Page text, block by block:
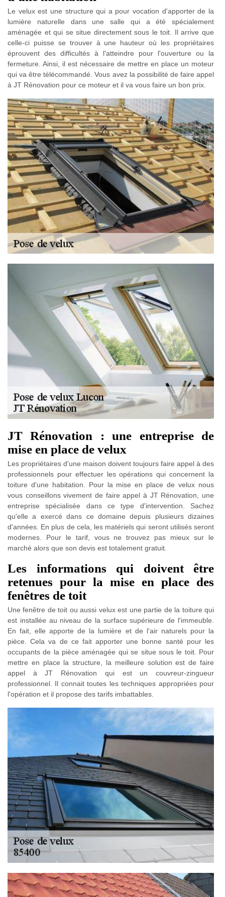
Le velux est une structure qui a pour vocation d'apporter de la
lumière naturelle dans une salle qui a été spécialement
aménagée et qui se situe directement sous le toit. Il arrive que
celle-ci puisse se trouver à une hauteur où les propriétaires
éprouvent des difficultés à l'atteindre pour l'ouverture ou la
fermeture. Ainsi, il est nécessaire de mettre en place un moteur
qui va être télécommandé. Vous avez la possibilité de faire appel
à JT Rénovation pour ce moteur et il va vous faire un bon prix.
JT Rénovation : une entreprise de
mise en place de velux
Les propriétaires d'une maison doivent toujours faire appel à des
professionnels pour effectuer les opérations qui concernent la
toiture d'une habitation. Pour la mise en place de velux nous
vous conseillons vivement de faire appel à JT Rénovation, une
entreprise spécialisée dans ce type d'intervention. Sachez
qu'elle a exercé dans ce domaine depuis plusieurs dizaines
d'années. En plus de cela, les matériels qui seront utilisés seront
modernes. Pour le tarif, vous ne trouvez pas mieux sur le
marché alors que son devis est totalement gratuit.
Les informations qui doivent être
retenues pour la mise en place des
fenêtres de toit
Une fenêtre de toit ou aussi velux est une partie de la toiture qui
est installée au niveau de la surface supérieure de l'immeuble.
En fait, elle apporte de la lumière et de l'air naturels pour la
pièce. Cela va de ce fait apporter une bonne santé pour les
occupants de la pièce aménagée qui se situe sous le toit. Pour
mettre en place la structure, la meilleure solution est de faire
appel à JT Rénovation qui est un couvreur-zingueur
professionnel. Il connait toutes les techniques appropriées pour
l'opération et il propose des tarifs imbattables.